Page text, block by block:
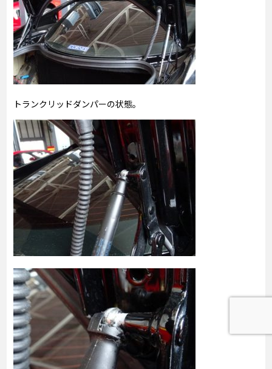
トランクリッドダンパーの状態。